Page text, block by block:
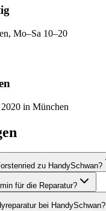
Mo–Sa 10–20
in München
zu HandySchwan?
für die Reparatur?
bei HandySchwan?